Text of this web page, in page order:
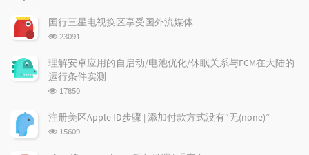
p
u
l
r
a
r
i
c
e
s
c
o
e
a
r
c
国行三星电视换区享受国外流媒体
浏
次
数:
23091
理解安卓应用的自启动/电池优化/休眠关系与FCM在大陆的
运行条件实测
浏
次
数:
17850
注册美区Apple ID步骤 | 添加付款方式没有“无(none)”
浏
15609